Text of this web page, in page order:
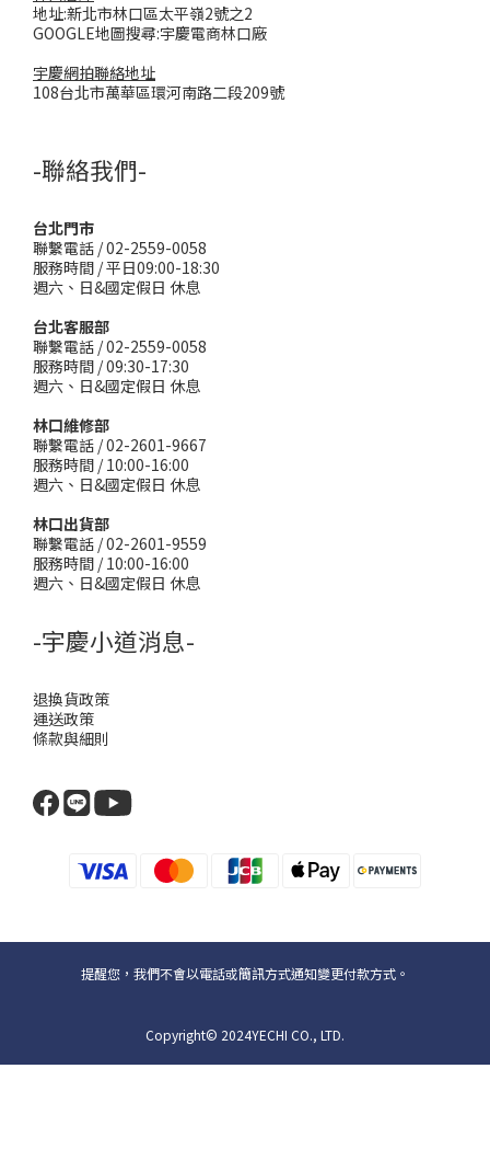
地址:新北市林口區太平嶺2號之2
GOOGLE地圖搜尋:宇慶電商林口廠
宇慶網拍聯絡地址
108台北市萬華區環河南路二段209號
-聯絡我們-
台北門市
聯繫電話 / 02-2559-0058
服務時間 / 平日09:00-18:30
週六、日&國定假日 休息
台北客服部
聯繫電話 / 02-2559-0058
服務時間 / 09:30-17:30
週六、日&國定假日 休息
林口維修部
聯繫電話 / 02-2601-9667
服務時間 / 10:00-16:00
週六、日&國定假日 休息
林口出貨部
聯繫電話 / 02-2601-9559
服務時間 / 10:00-16:00
週六、日&國定假日 休息
-宇慶小道消息-
退換貨政策
運送政策
條款與細則
提醒您，我們不會以電話或簡訊方式通知變更付款方式。
Copyright© 2024YECHI CO., LTD.